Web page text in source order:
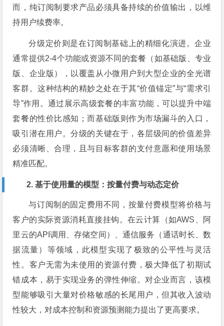
而，纯订阅制要求产品必须具备持续的价值输出，以维
持用户续费率。
分级定价则是在订阅制基础上的精细化演进。企业
通常提供2-4个功能或资源不同的套餐（如基础版、专业
版、企业版），以覆盖从小微用户到大型企业的全光谱
客群。这种结构的精妙之处在于其“价值锚定”与“需求引
导”作用。通过展示高级套餐的丰富功能，可以提升中端
套餐的性价比感知；而基础版则作为市场漏斗的入口，
吸引潜在用户。分级的关键在于，各层级间的价值差异
必须清晰、合理，且与目标客群的支付意愿和使用场景
精准匹配。
2. 基于使用量的模型：按量付费与动态定价
与订阅制的固定费用不同，按量付费模型将价格与
客户的实际资源消耗直接挂钩。在云计算（如AWS、阿
里云的API调用、存储空间）、通信服务（通话时长、数
据流量）等领域，此模型实现了极致的公平性与灵活
性。客户无需为未使用的资源付费，极大降低了初期试
错成本，易于实现业务的弹性伸缩。对企业而言，该模
型能够吸引大量对价格敏感的长尾用户，但其收入波动
性较大，对成本控制和资源预测能力提出了更高要求。